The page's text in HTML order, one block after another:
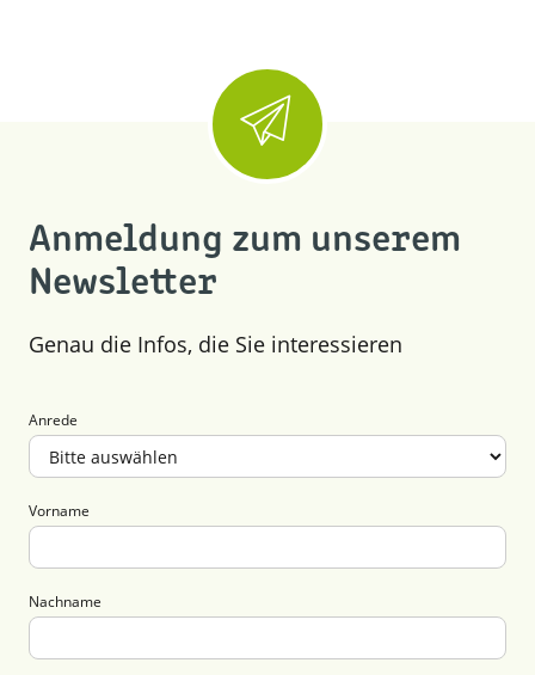
Anmeldung zum unserem
Newsletter
Genau die Infos, die Sie interessieren
Anrede
Vorname
Nachname